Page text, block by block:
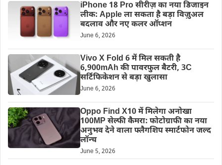
iPhone 18 Pro सीरीज़ का नया डिजाइन
लीक: Apple ला सकता है बड़ा विज़ुअल
बदलाव और नए कलर ऑप्शन
June 6, 2026
Vivo X Fold 6 में मिल सकती है
6,900mAh की पावरफुल बैटरी, 3C
सर्टिफिकेशन से बड़ा खुलासा
June 6, 2026
Oppo Find X10 में मिलेगा अनोखा
100MP सेल्फी कैमरा: फोटोग्राफी का नया
अनुभव देने वाला फ्लैगशिप स्मार्टफोन जल्द
लॉन्च
June 5, 2026